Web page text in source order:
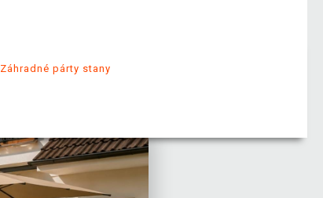
Záhradné párty stany